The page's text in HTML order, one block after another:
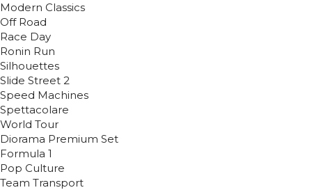
Modern Classics
Off Road
Race Day
Ronin Run
Silhouettes
Slide Street 2
Speed Machines
Spettacolare
World Tour
Diorama Premium Set
Formula 1
Pop Culture
Team Transport